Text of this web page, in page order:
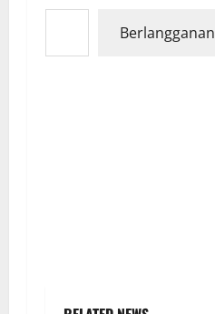
Ketikkan email Anda...
Berlangganan